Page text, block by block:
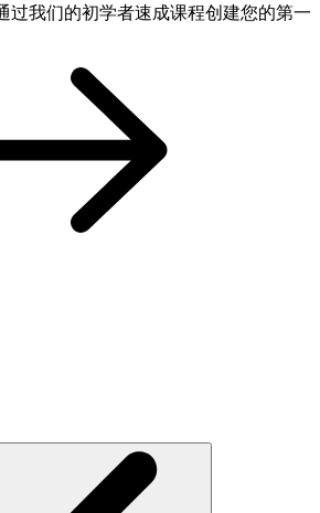
过我们的初学者速成课程创建您的第一